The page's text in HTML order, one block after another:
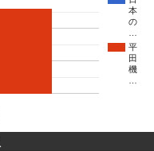
本
の
平
田
機